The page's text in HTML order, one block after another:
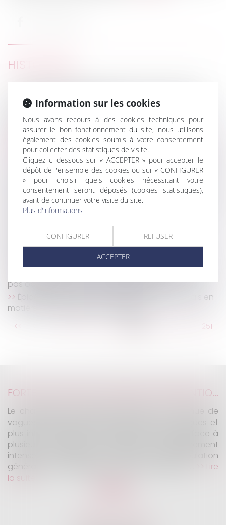
HISTORIQUE
soumise à CSG et CRDS ?
Droit européen de la concurrence et covid-19 :
l’assouplissement des règles antitrust
Précision en matière de licenciement pour
absences répétées et désorganisation entreprise
Adoption internationale : questions de procédure
Le forfait mobilités durables peut dès à présent
être mis en place par les entreprises
Droits voisins : l’Autorité de la concurrence impose
une négociation
Création d'entreprise : le choix du régime de
sécurité sociale
Reprise des délais d'instruction d'urbanisme,
d'aménagement et de construction au 24 mai
pas obligatoirement une indemnisation
Épidémie de Covid-19 et adaptation des délais en
matière de négociation collective
<< 251
FORTES CHALEURS : MESURES DE PRÉVENTION ET ACTIONS DE L'INSPECTION DU TRAVAIL
Le changement climatique entraine la survenue de
vagues de chaleur plus fréquentes, plus longues et
plus intenses. Depuis la fin mai, la France fait face à
plusieurs épisodes caniculaires particulièrement
intenses, qui constituent un risque pour la population
générale, mais également pour les travailleurs...
Lire
la suite
Information sur les cookies
Nous avons recours à des cookies techniques pour
assurer le bon fonctionnement du site, nous utilisons
également des cookies soumis à votre consentement
pour collecter des statistiques de visite.
Cliquez ci-dessous sur « ACCEPTER » pour accepter le
dépôt de l'ensemble des cookies ou sur « CONFIGURER
» pour choisir quels cookies nécessitant votre
consentement seront déposés (cookies statistiques),
avant de continuer votre visite du site.
Plus d'informations
CONFIGURER REFUSER
ACCEPTER